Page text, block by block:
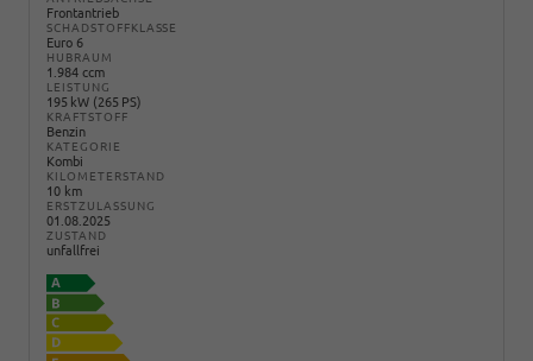
Frontantrieb
SCHADSTOFFKLASSE
Euro 6
HUBRAUM
1.984 ccm
LEISTUNG
195 kW (265 PS)
KRAFTSTOFF
Benzin
KATEGORIE
Kombi
KILOMETERSTAND
10 km
ERSTZULASSUNG
01.08.2025
ZUSTAND
unfallfrei